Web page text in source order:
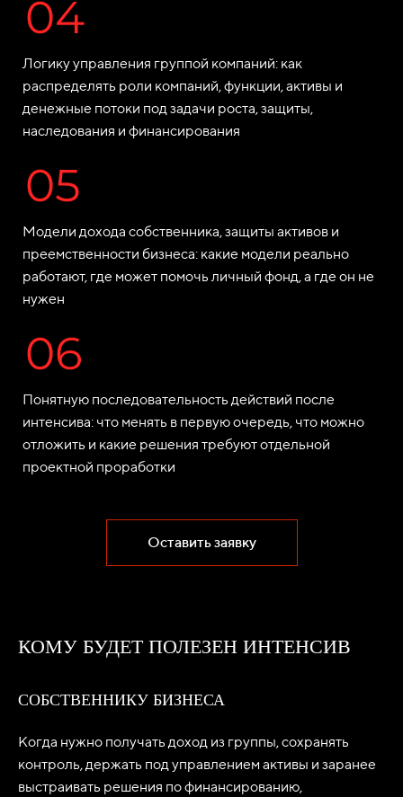
Логику управления группой компаний: как
распределять роли компаний, функции, активы и
денежные потоки под задачи роста, защиты,
наследования и финансирования
Модели дохода собственника, защиты активов и
преемственности бизнеса: какие модели реально
работают, где может помочь личный фонд, а где он не
нужен
Понятную последовательность действий после
интенсива: что менять в первую очередь, что можно
отложить и какие решения требуют отдельной
проектной проработки
Оставить заявку
КОМУ БУДЕТ ПОЛЕЗЕН ИНТЕНСИВ
СОБСТВЕННИКУ БИЗНЕСА
Когда нужно получать доход из группы, сохранять
контроль, держать под управлением активы и заранее
выстраивать решения по финансированию,